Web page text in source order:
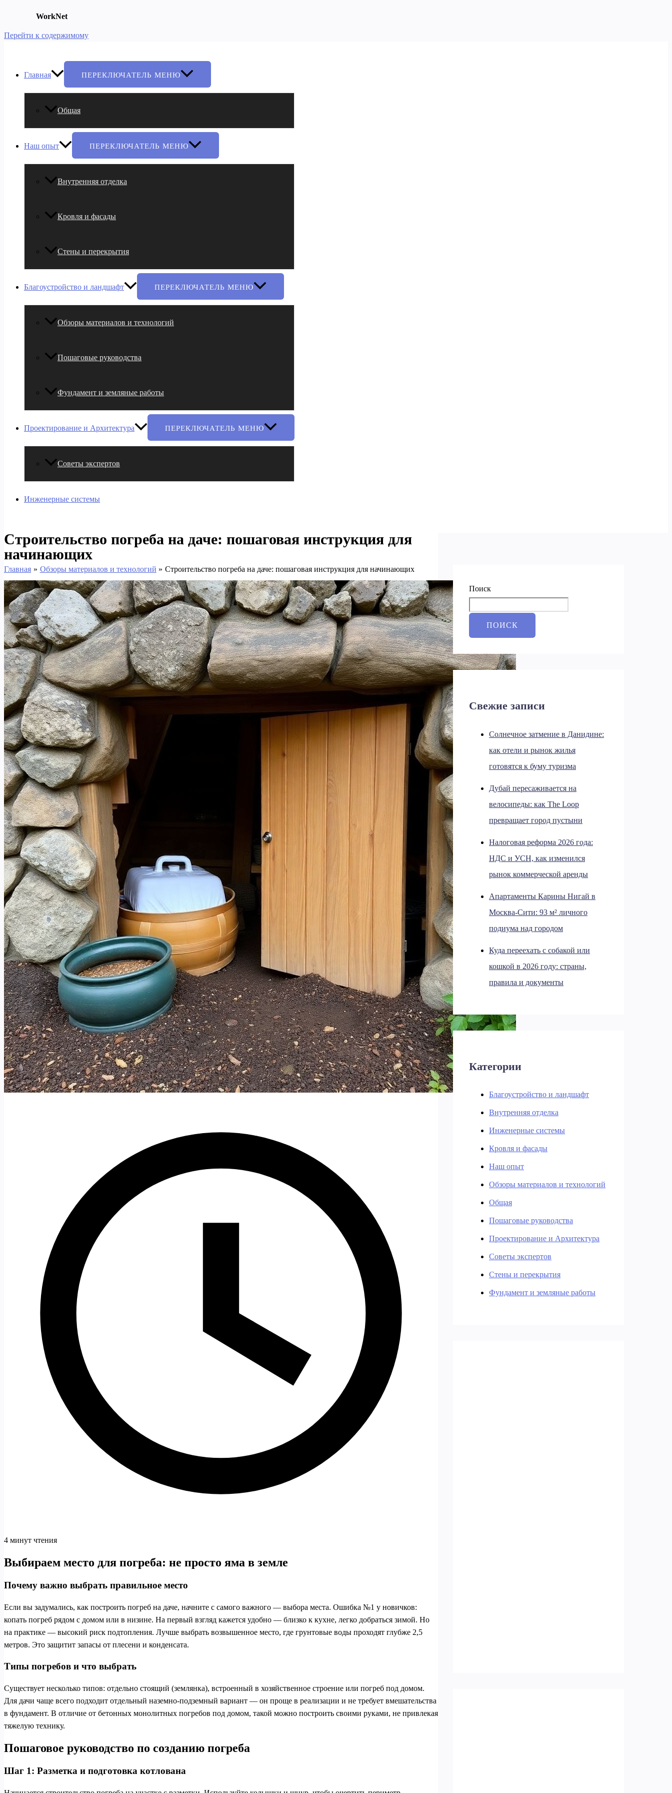
WorkNet
Перейти к содержимому
Главная ПЕРЕКЛЮЧАТЕЛЬ МЕНЮ
Общая
Наш опыт ПЕРЕКЛЮЧАТЕЛЬ МЕНЮ
Внутренняя отделка
Кровля и фасады
Стены и перекрытия
Благоустройство и ландшафт ПЕРЕКЛЮЧАТЕЛЬ МЕНЮ
Обзоры материалов и технологий
Пошаговые руководства
Фундамент и земляные работы
Проектирование и Архитектура ПЕРЕКЛЮЧАТЕЛЬ МЕНЮ
Советы экспертов
Инженерные системы
Строительство погреба на даче: пошаговая инструкция для
начинающих
Главная Обзоры материалов и технологий Строительство погреба на даче: пошаговая инструкция для начинающих
4 минут чтения
Выбираем место для погреба: не просто яма в земле
Почему важно выбрать правильное место
Если вы задумались, как построить погреб на даче, начните с самого важного — выбора места. Ошибка №1 у новичков:
копать погреб рядом с домом или в низине. На первый взгляд кажется удобно — близко к кухне, легко добраться зимой. Но
на практике — высокий риск подтопления. Лучше выбрать возвышенное место, где грунтовые воды проходят глубже 2,5
метров. Это защитит запасы от плесени и конденсата.
Типы погребов и что выбрать
Существует несколько типов: отдельно стоящий (землянка), встроенный в хозяйственное строение или погреб под домом.
Для дачи чаще всего подходит отдельный наземно-подземный вариант — он проще в реализации и не требует вмешательства
в фундамент. В отличие от бетонных монолитных погребов под домом, такой можно построить своими руками, не привлекая
тяжелую технику.
Пошаговое руководство по созданию погреба
Шаг 1: Разметка и подготовка котлована
Поиск
ПОИСК
Свежие записи
Солнечное затмение в Данидине:
как отели и рынок жилья
готовятся к буму туризма
Дубай пересаживается на
велосипеды: как The Loop
превращает город пустыни
Налоговая реформа 2026 года:
НДС и УСН, как изменился
рынок коммерческой аренды
Апартаменты Карины Нигай в
Москва-Сити: 93 м² личного
подиума над городом
Куда переехать с собакой или
кошкой в 2026 году: страны,
правила и документы
Категории
Благоустройство и ландшафт
Внутренняя отделка
Инженерные системы
Кровля и фасады
Наш опыт
Обзоры материалов и технологий
Общая
Пошаговые руководства
Проектирование и Архитектура
Советы экспертов
Стены и перекрытия
Фундамент и земляные работы